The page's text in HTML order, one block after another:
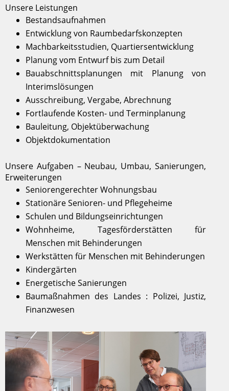
Unsere Leistungen
Bestandsaufnahmen
Entwicklung von Raumbedarfskonzepten
Machbarkeitsstudien, Quartiersentwicklung
Planung vom Entwurf bis zum Detail
Bauabschnittsplanungen mit Planung von
Interimslösungen
Ausschreibung, Vergabe, Abrechnung
Fortlaufende Kosten- und Terminplanung
Bauleitung, Objektüberwachung
Objektdokumentation
Unsere Aufgaben – Neubau, Umbau, Sanierungen,
Erweiterungen
Seniorengerechter Wohnungsbau
Stationäre Senioren- und Pflegeheime
Schulen und Bildungseinrichtungen
Wohnheime, Tagesförderstätten für
Menschen mit Behinderungen
Werkstätten für Menschen mit Behinderungen
Kindergärten
Energetische Sanierungen
Baumaßnahmen des Landes : Polizei, Justiz,
Finanzwesen